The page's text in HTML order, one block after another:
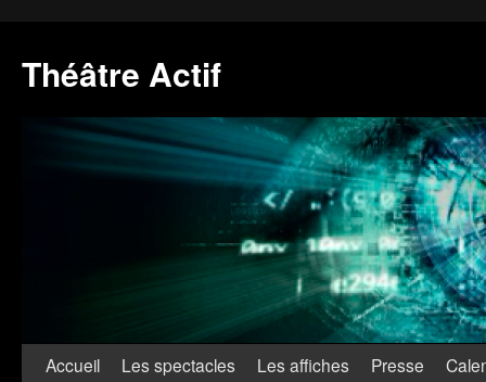
Théâtre Actif
Accueil Les spectacles Les affiches Presse